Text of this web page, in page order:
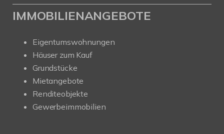
IMMOBILIENANGEBOTE
Eigentumswohnungen
Häuser zum Kauf
Grundstücke
Mietangebote
Renditeobjekte
Gewerbeimmobilien